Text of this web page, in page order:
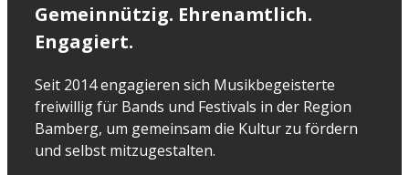
Gemeinnützig. Ehrenamtlich.
Engagiert.
Seit 2014 engagieren sich Musikbegeisterte
freiwillig für Bands und Festivals in der Region
Bamberg, um gemeinsam die Kultur zu fördern
und selbst mitzugestalten.